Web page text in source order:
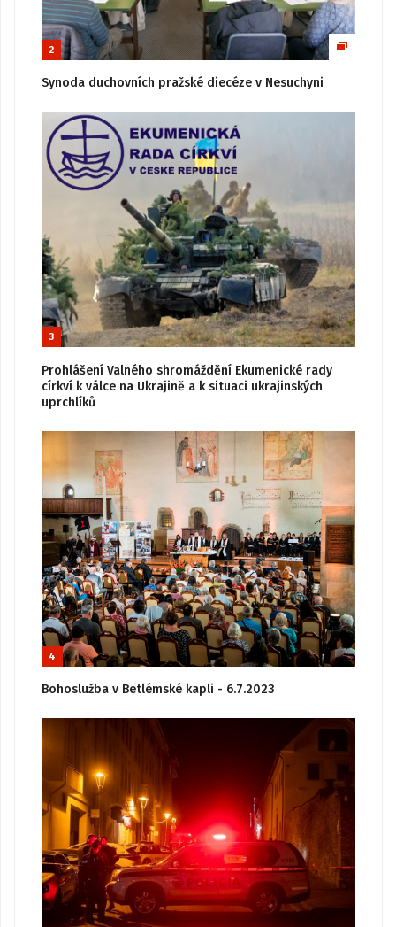
2
Synoda duchovních pražské diecéze v Nesuchyni
3
Prohlášení Valného shromáždění Ekumenické rady
církví k válce na Ukrajině a k situaci ukrajinských
uprchlíků
4
Bohoslužba v Betlémské kapli - 6.7.2023